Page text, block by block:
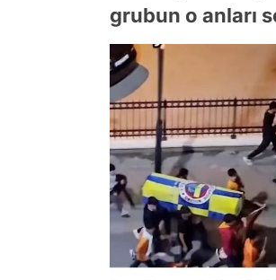
grubun o anları